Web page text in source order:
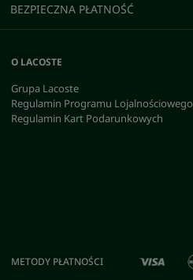
BEZPIECZNA PŁATNOŚĆ
O LACOSTE
Grupa Lacoste
Regulamin Programu Lojalnościowego
Regulamin Kart Podarunkowych
METODY PŁATNOŚCI